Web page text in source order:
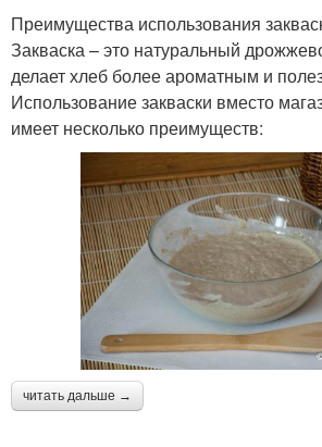
Преимущества использования
Закваска – это натуральный
делает хлеб более ароматным и
Использование закваски вместо
имеет несколько преимуществ:
читать дальше →